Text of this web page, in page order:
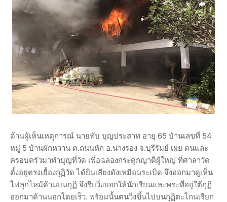
ด้านผู้เห็นเหตุการณ์ นายทับ บุญประสาท อายุ 65 บ้านเลขที่ 54
หมู่ 5 บ้านผักหวาน ต.ถนนหัก อ.นางรอง จ.บุรีรัมย์ เผย ตนและ
ครอบครัวมาทำบุญที่วัด เพื่อฉลองกระดูกญาติผู้ใหญ่ ที่ศาลาวัด
ตั้งอยู่ตรงเยื้องกุฏิวัด ได้ยินเสียงดังเหมือนระเบิด จึงออกมาดูเห็น
ไฟลุกไหม้ด้านบนกุฏิ จึงรีบวิ่งบอกให้นักเรียนและพระที่อยู่ใต้กุฏิ
ออกมาด้านนอกโดยเร็ว. พร้อมนั้นตนวิ่งขึ้นไปบนกุฏิตะโกนเรียก